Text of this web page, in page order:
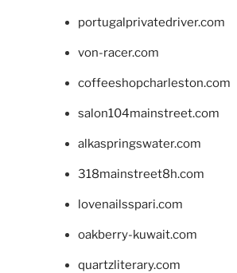
portugalprivatedriver.com
von-racer.com
coffeeshopcharleston.com
salon104mainstreet.com
alkaspringswater.com
318mainstreet8h.com
lovenailsspari.com
oakberry-kuwait.com
quartzliterary.com